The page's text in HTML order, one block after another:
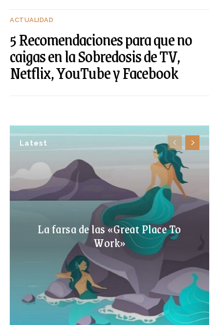
Latest
La farsa de las «Great Place To
Work»
ACTUALIDAD
5 Recomendaciones para que no
caigas en la Sobredosis de TV,
Netflix, YouTube y Facebook